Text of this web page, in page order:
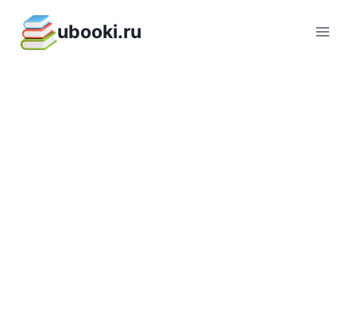
содержимому
ubooki.ru